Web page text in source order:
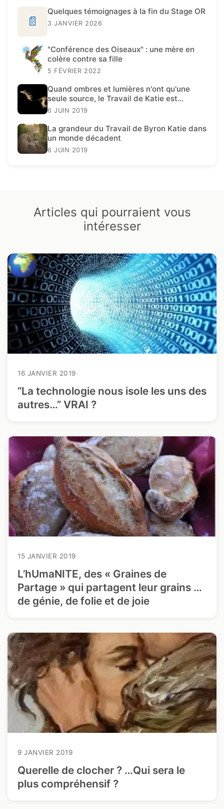
📄
Quelques témoignages à la fin du Stage OR
3 JANVIER 2026
"Conférence des Oiseaux" : une mère en
colère contre sa fille
5 FÉVRIER 2022
Quand ombres et lumières n'ont qu'une
seule source, le Travail de Katie est
présent.
6 JUIN 2019
La grandeur du Travail de Byron Katie dans
un monde décadent
6 JUIN 2019
Articles qui pourraient vous
intéresser
16 JANVIER 2019
“La technologie nous isole les uns des
autres…” VRAI ?
15 JANVIER 2019
L’hUmaNITE, des « Graines de
Partage » qui partagent leur grains …
de génie, de folie et de joie
9 JANVIER 2019
Querelle de clocher ? …Qui sera le
plus compréhensif ?